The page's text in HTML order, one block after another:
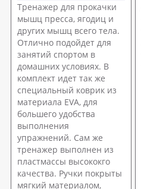
Тренажер для прокачки
мышц пресса, ягодиц и
других мышц всего тела.
Отлично подойдет для
занятий спортом в
домашних условиях. В
комплект идет так же
специальный коврик из
материала EVA, для
большего удобства
выполнения
упражнений. Сам же
тренажер выполнен из
пластмассы высококго
качества. Ручки покрыты
мягкий материалом,